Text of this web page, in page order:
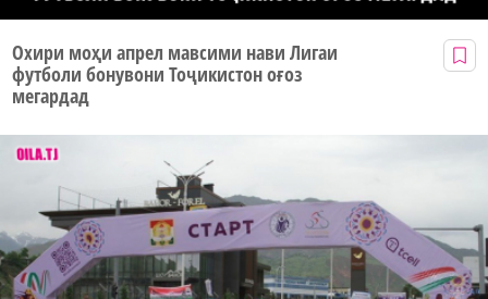
Охири моҳи апрел мавсими нави Лигаи
футболи бонувони Тоҷикистон оғоз
мегардад